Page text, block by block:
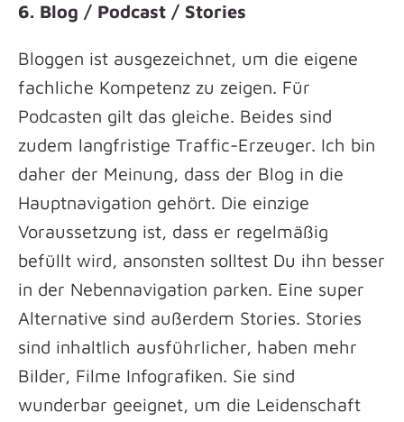
6. Blog / Podcast / Stories
Bloggen ist ausgezeichnet, um die eigene
fachliche Kompetenz zu zeigen. Für
Podcasten gilt das gleiche. Beides sind
zudem langfristige Traffic-Erzeuger. Ich bin
daher der Meinung, dass der Blog in die
Hauptnavigation gehört. Die einzige
Voraussetzung ist, dass er regelmäßig
befüllt wird, ansonsten solltest Du ihn besser
in der Nebennavigation parken. Eine super
Alternative sind außerdem Stories. Stories
sind inhaltlich ausführlicher, haben mehr
Bilder, Filme Infografiken. Sie sind
wunderbar geeignet, um die Leidenschaft